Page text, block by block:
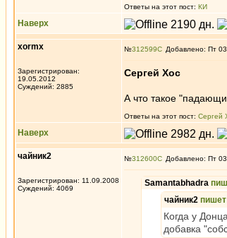
Ответы на этот пост: КИ
Наверх
xormx
Зарегистрирован:
19.05.2012
Суждений: 2885
№312599 Добавлено: Пт
Сергей Хос
А что такое
Ответы на этот пост: Сергей
Наверх
чайник2
Зарегистрирован: 11.09.2008
Суждений: 4069
№312600 Добавлено: Пт
Samantabhadra
чайник2 пишет
Когда у
добавка